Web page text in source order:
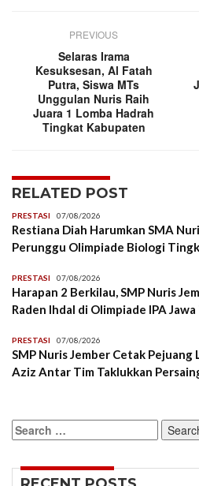
PREVIOUS
Selaras Irama
Kesuksesan, Al Fatah
Putra, Siswa MTs
Unggulan Nuris Raih
Juara 1 Lomba Hadrah
Tingkat Kabupaten
RELATED POST
PRESTASI 07/08/2026
Restiana Diah Harumkan SMA
Perunggu Olimpiade Biologi
PRESTASI 07/08/2026
Harapan 2 Berkilau, SMP Nuris
Raden Ihdal di Olimpiade IPA
PRESTASI 07/08/2026
SMP Nuris Jember Cetak Pejuang
Aziz Antar Tim Taklukkan
Search
for: